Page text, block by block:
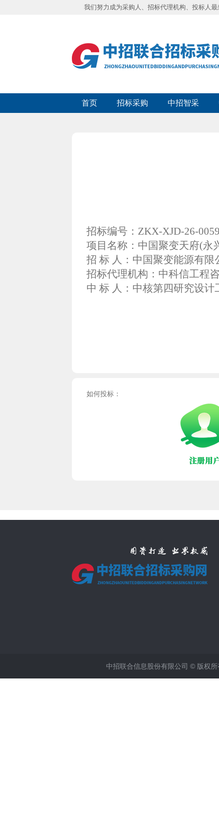
我们努力成为采购人、招标代理机构、投标人
首页 招标采购 中招智采
招标编号：ZKX-XJD-26-
项目名称：中国聚变天府(永
招 标 人：中国聚变能源有限
招标代理机构：中科信工程
中 标 人：中核第四研究设计
如何投标：
中招联合信息股份有限公司 © 版权